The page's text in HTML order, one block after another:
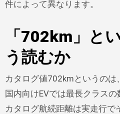
件によって異なります。
「702km」と
う読むか
カタログ値702kmというの
国内向けEVでは最長クラス
カタログ航続距離は実走行で